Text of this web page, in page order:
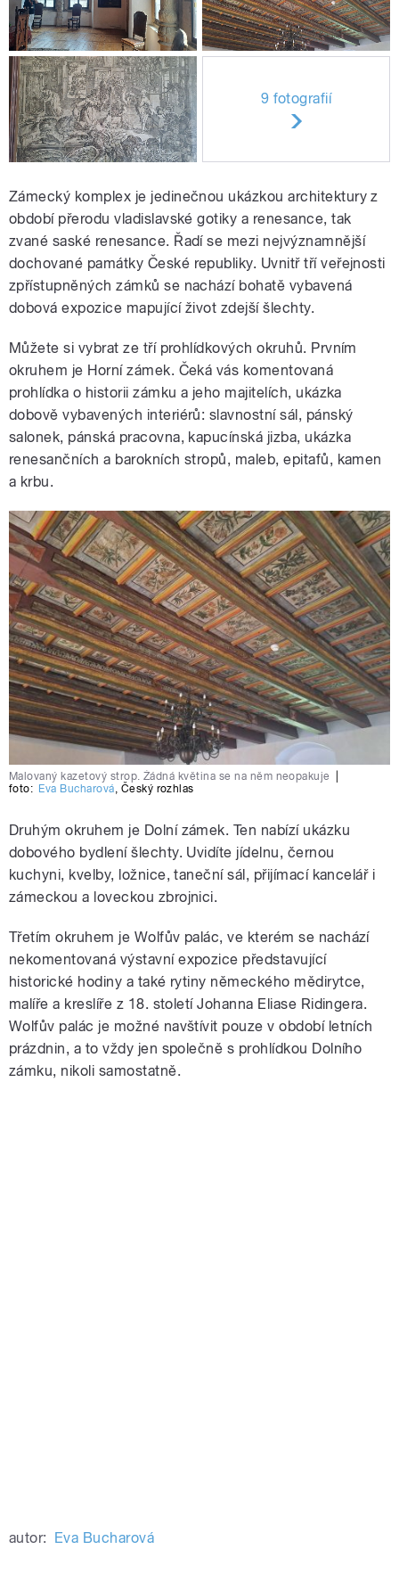
9 fotografií
Zámecký komplex je jedinečnou ukázkou architektury z
období přerodu vladislavské gotiky a renesance, tak
zvané saské renesance. Řadí se mezi nejvýznamnější
dochované památky České republiky. Uvnitř tří veřejnosti
zpřístupněných zámků se nachází bohatě vybavená
dobová expozice mapující život zdejší šlechty.
Můžete si vybrat ze tří prohlídkových okruhů. Prvním
okruhem je Horní zámek. Čeká vás komentovaná
prohlídka o historii zámku a jeho majitelích, ukázka
dobově vybavených interiérů: slavnostní sál, pánský
salonek, pánská pracovna, kapucínská jizba, ukázka
renesančních a barokních stropů, maleb, epitafů, kamen
a krbu.
Malovaný kazetový strop. Žádná květina se na něm neopakuje
foto: Eva Bucharová, Český rozhlas
Druhým okruhem je Dolní zámek. Ten nabízí ukázku
dobového bydlení šlechty. Uvidíte jídelnu, černou
kuchyni, kvelby, ložnice, taneční sál, přijímací kancelář i
zámeckou a loveckou zbrojnici.
Třetím okruhem je Wolfův palác, ve kterém se nachází
nekomentovaná výstavní expozice představující
historické hodiny a také rytiny německého mědirytce,
malíře a kreslíře z 18. století Johanna Eliase Ridingera.
Wolfův palác je možné navštívit pouze v období letních
prázdnin, a to vždy jen společně s prohlídkou Dolního
zámku, nikoli samostatně.
autor: Eva Bucharová